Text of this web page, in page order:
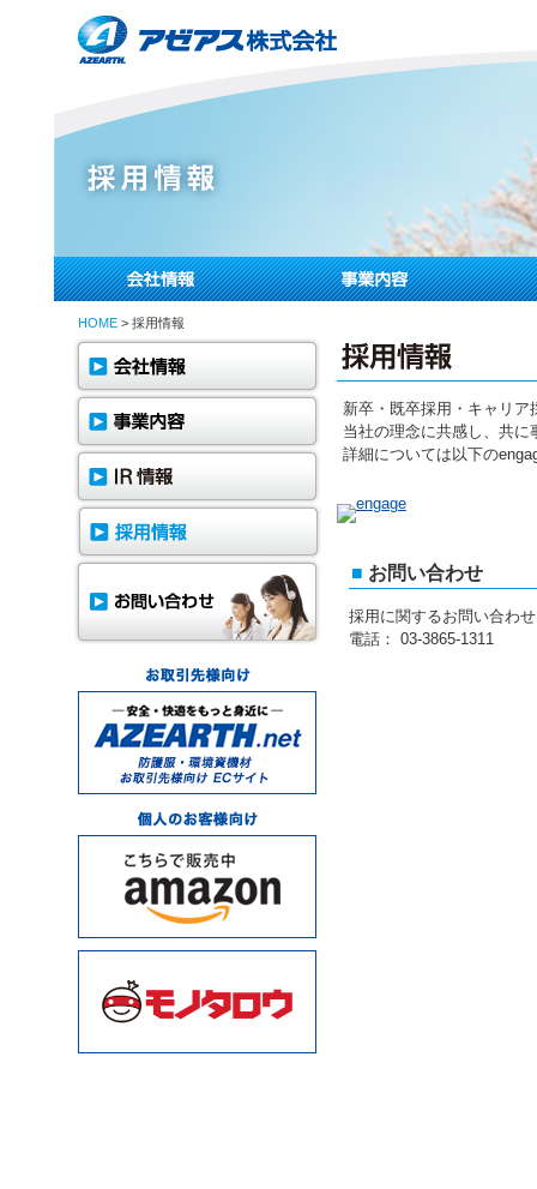
HOME > 採用情報
新卒・既卒採用・キャリ
当社の理念に共感し、共
詳細については以下の
■ お問い合わせ
採用に関するお問い合わ
電話： 03-3865-1311